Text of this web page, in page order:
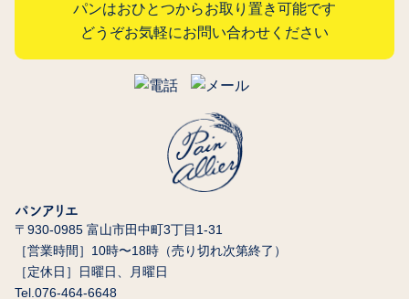
パンはおひとつからお取り置き可能です
どうぞお気軽にお問い合わせください
パンアリエ
〒930-0985 富山市田中町3丁目1-31
［営業時間］10時〜18時（売り切れ次第終了）
［定休日］日曜日、月曜日
Tel.076-464-6648